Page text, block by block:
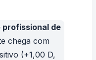
profissional de
chega com
(+1,00 D,